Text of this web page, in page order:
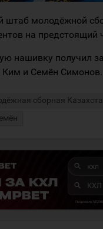
штаб молодёжной
на
нашивку получил
Ким и Семён Симонов.
сборная